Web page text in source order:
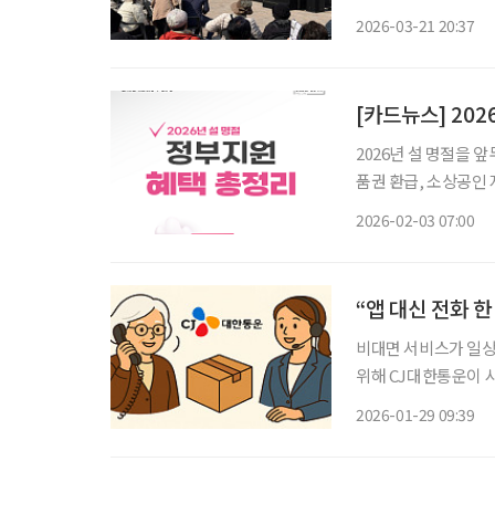
2026-03-21 20:37
[카드뉴스]
2026년 설 명절을
품권 환급, 소상공인
2026-02-03 07:00
“앱 대신 전화
비대면 서비스가 일
위해 CJ대한통운이 시니
2026-01-29 09:39